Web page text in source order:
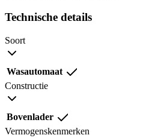
Technische details
Soort
Wasautomaat
Constructie
Bovenlader
Vermogenskenmerken